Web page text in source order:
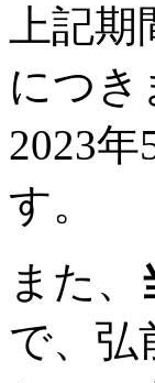
上記
につき
2023
す。
また、
で、弘